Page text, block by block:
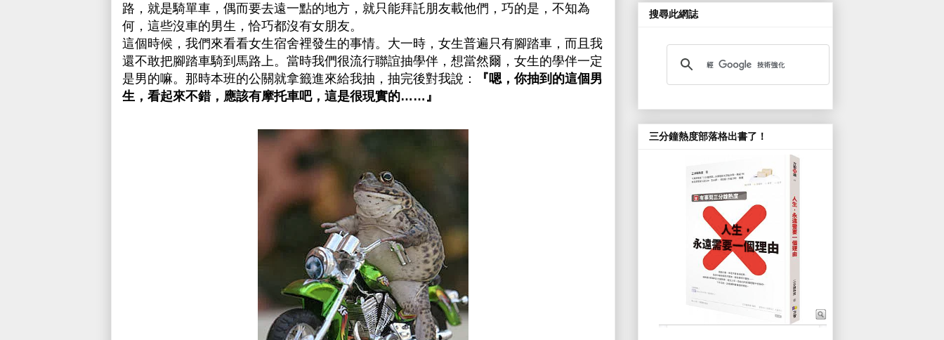
路，就是騎單車，偶而要去遠一點的地方，就只能拜託朋友載他們，巧的是，不知為
何，這些沒車的男生，恰巧都沒有女朋友。
這個時候，我們來看看女生宿舍裡發生的事情。大一時，女生普遍只有腳踏車，而且我
還不敢把腳踏車騎到馬路上。當時我們很流行聯誼抽學伴，想當然爾，女生的學伴一定
是男的嘛。那時本班的公關就拿籤進來給我抽，抽完後對我說：
『嗯，你抽到的這個男
生，看起來不錯，應該有摩托車吧，這是很現實的……』
搜尋此網誌
三分鐘熱度部落格出書了！